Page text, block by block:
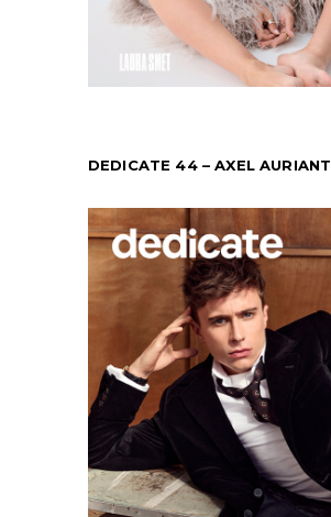
DEDICATE 44 – AXEL AURIANT